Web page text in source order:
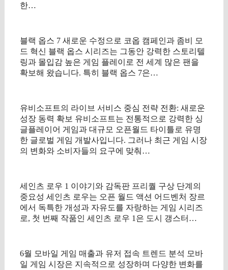
한…
블랙 옵스 7 새로운 수정으로 코옵 캠페인과 좀비 모
드 혁신 블랙 옵스 시리즈는 그동안 강력한 스토리텔
링과 몰입감 높은 게임 플레이로 전 세계 많은 팬을
확보해 왔습니다. 특히 블랙 옵스 7은…
유비소프트의 라이브 서비스 중심 전략 전환: 새로운
성장 동력 확보 유비소프트는 전통적으로 강력한 싱
글플레이어 게임과 대규모 오픈월드 타이틀로 유명
한 글로벌 게임 개발사입니다. 그러나 최근 게임 시장
의 변화와 소비자들의 요구에 맞춰…
세인츠 로우 1 이야기와 감독판 프리퀄 구상 단계의
중요성 세인츠 로우는 오픈 월드 액션 어드벤처 장르
에서 독특한 개성과 자유도를 자랑하는 게임 시리즈
로, 첫 번째 작품인 세인츠 로우 1은 도시 갱스터…
6월 모바일 게임 매출과 유저 접속 트렌드 분석 모바
일 게임 시장은 지속적으로 성장하며 다양한 변화를